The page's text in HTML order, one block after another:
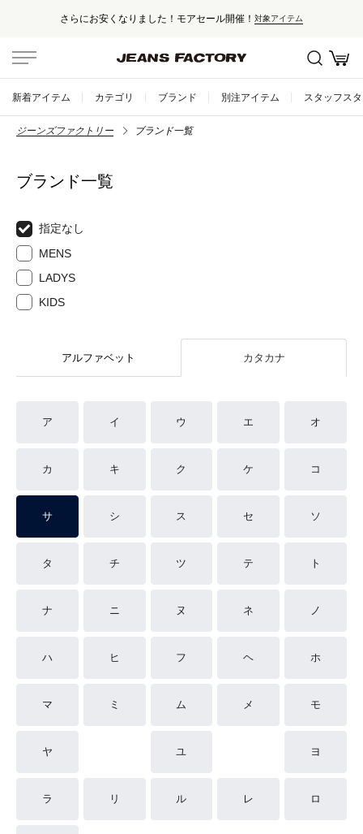
さらにお安くなりました！モアセール開催！ 対象アイテム
新着アイテム カテゴリ ブランド 別注アイテム スタッフス
ジーンズファクトリー ブランド一覧
ブランド一覧
指定なし
MENS
LADYS
KIDS
アルファベット カタカナ
ア イ ウ エ オ
カ キ ク ケ コ
サ シ ス セ ソ
タ チ ツ テ ト
ナ ニ ヌ ネ ノ
ハ ヒ フ ヘ ホ
マ ミ ム メ モ
ヤ ユ ヨ
ラ リ ル レ ロ